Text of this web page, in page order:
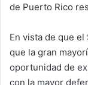
de Puerto Rico
En vista de que
que la gran
oportunidad de
con la mayor